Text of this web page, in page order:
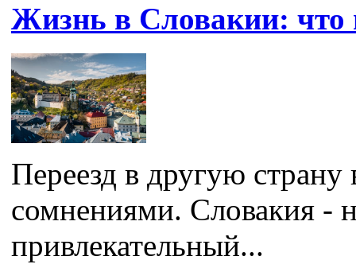
Жизнь в Словакии: что
Переезд в другую страну
сомнениями. Словакия -
привлекательный...